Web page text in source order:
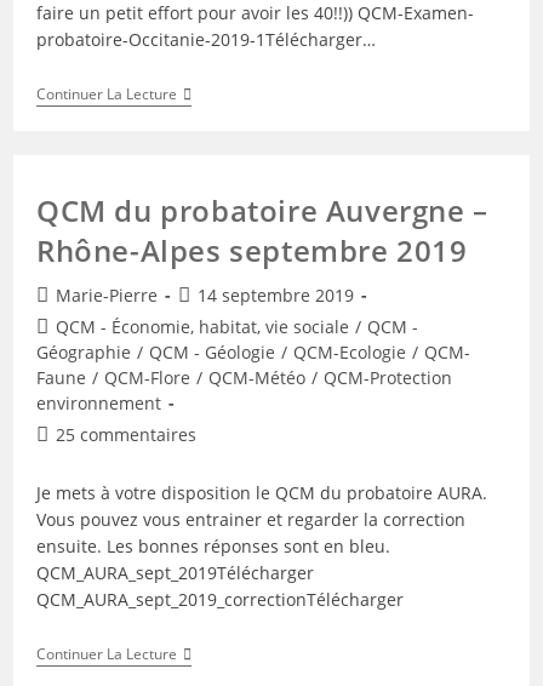
faire un petit effort pour avoir les 40!!)) QCM-Examen-
probatoire-Occitanie-2019-1Télécharger…
Continuer La LectureQCM
Occitanie
QCM du probatoire Auvergne –
Rhône-Alpes septembre 2019
Auteur/autrice
de
la
publication :
Marie-Pierre
Publication
publiée :
14 septembre 2019
Post
category:
QCM - Économie, habitat, vie sociale / QCM -
Géographie / QCM - Géologie / QCM-Ecologie / QCM-
Faune / QCM-Flore / QCM-Météo / QCM-Protection
environnement
Commentaires
la
publication :
25 commentaires
Je mets à votre disposition le QCM du probatoire AURA.
Vous pouvez vous entrainer et regarder la correction
ensuite. Les bonnes réponses sont en bleu.
QCM_AURA_sept_2019Télécharger
QCM_AURA_sept_2019_correctionTélécharger
Continuer La LectureQCM
Du